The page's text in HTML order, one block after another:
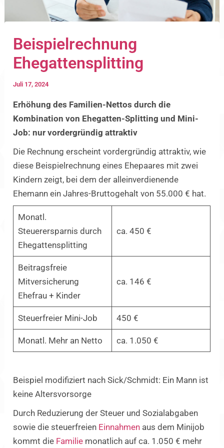
Beispielrechnung
Ehegattensplitting
Juli 17, 2024
Erhöhung des Familien-Nettos durch die
Kombination von Ehegatten-Splitting und Mini-
Job: nur vordergründig attraktiv
Die Rechnung erscheint vordergründig attraktiv, wie
diese Beispielrechnung eines Ehepaares mit zwei
Kindern zeigt, bei dem der alleinverdienende
Ehemann ein Jahres-Bruttogehalt von 55.000 € hat.
Monatl.
Steuerersparnis durch
Ehegattensplitting
ca. 450 €
Beitragsfreie
Mitversicherung
Ehefrau + Kinder
ca. 146 €
Steuerfreier Mini-Job 450 €
Monatl. Mehr an Netto ca. 1.050 €
Beispiel modifiziert nach Sick/Schmidt: Ein Mann ist
keine Altersvorsorge
Durch Reduzierung der Steuer und Sozialabgaben
sowie die steuerfreien Einnahmen aus dem Minijob
kommt die Familie monatlich auf ca. 1.050 € mehr